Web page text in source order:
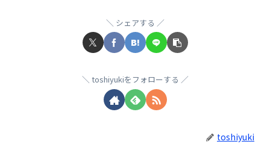
シェアする
toshiyukiをフォローする
toshiyuki